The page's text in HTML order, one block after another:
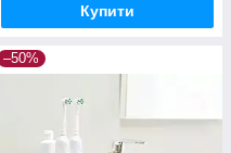
Купити
–50%